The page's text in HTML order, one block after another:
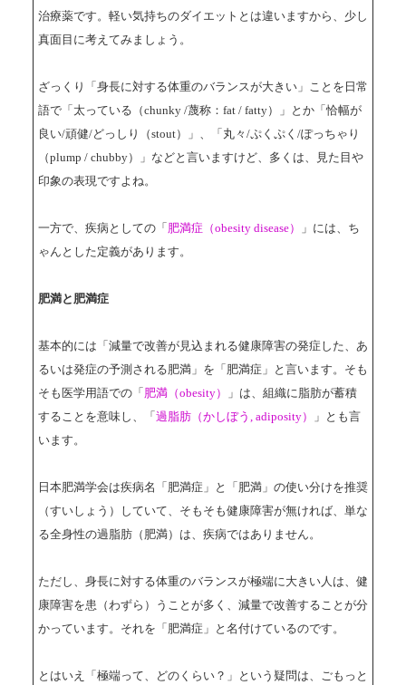
治療薬です。軽い気持ちのダイエットとは違いますから、少し
真面目に考えてみましょう。
ざっくり「身長に対する体重のバランスが大きい」ことを日常
語で「太っている（chunky /蔑称：fat / fatty）」とか「恰幅が
良い/頑健/どっしり（stout）」、「丸々/ぷくぷく/ぽっちゃり
（plump / chubby）」などと言いますけど、多くは、見た目や
印象の表現ですよね。
一方で、疾病としての「肥満症（obesity disease）
」には、ち
ゃんとした定義があります。
肥満と肥満症
基本的には「減量で改善が見込まれる健康障害の発症した、あ
るいは発症の予測される肥満」を「肥満症」と言います。そも
そも医学用語での「肥満（obesity）
」は、組織に脂肪が蓄積
することを意味し、「過脂肪（かしぼう, adiposity）
」とも言
います。
日本肥満学会は疾病名「肥満症」と「肥満」の使い分けを推奨
（すいしょう）していて、そもそも健康障害が無ければ、単な
る全身性の過脂肪（肥満）は、疾病ではありません。
ただし、身長に対する体重のバランスが極端に大きい人は、健
康障害を患（わずら）うことが多く、減量で改善することが分
かっています。それを「肥満症」と名付けているのです。
とはいえ「極端って、どのくらい？」という疑問は、ごもっと